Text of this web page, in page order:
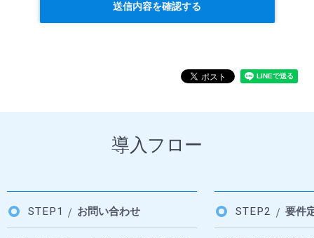
送信内容を確認する
導入フロー
STEP1 お問い合わせ STEP2 要件